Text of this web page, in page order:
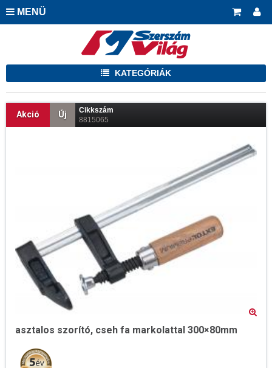
MENÜ
KATEGÓRIÁK
Akció Új
Cikkszám
8815065
asztalos szorító, cseh fa markolattal 300×80mm